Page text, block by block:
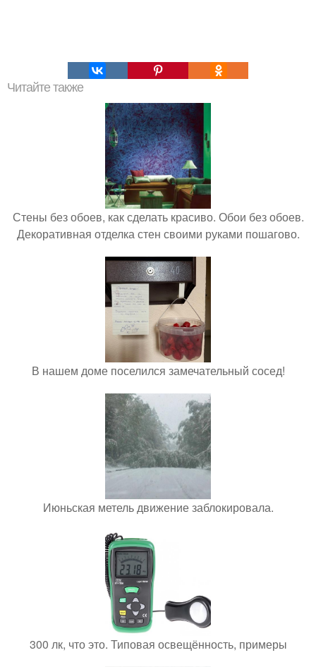
Читайте также
Стены без обоев, как сделать красиво. Обои без обоев.
Декоративная отделка стен своими руками пошагово.
В нашем доме поселился замечательный сосед!
Июньская метель движение заблокировала.
300 лк, что это. Типовая освещённость, примеры